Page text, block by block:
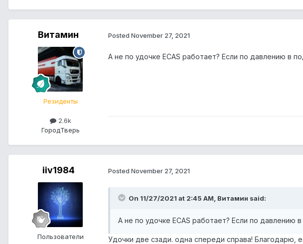
Витамин
Резиденты
2.6k
ГородТверь
Posted November 27, 2021
А не по удочке ECAS работает? Если по давлению в
iiv1984
Пользователи
Posted November 27, 2021
On 11/27/2021 at 2:45 AM, Витамин said:
А не по удочке ECAS работает? Если по давлению
Удочки две сзади. одна спереди справа! Благодарю,